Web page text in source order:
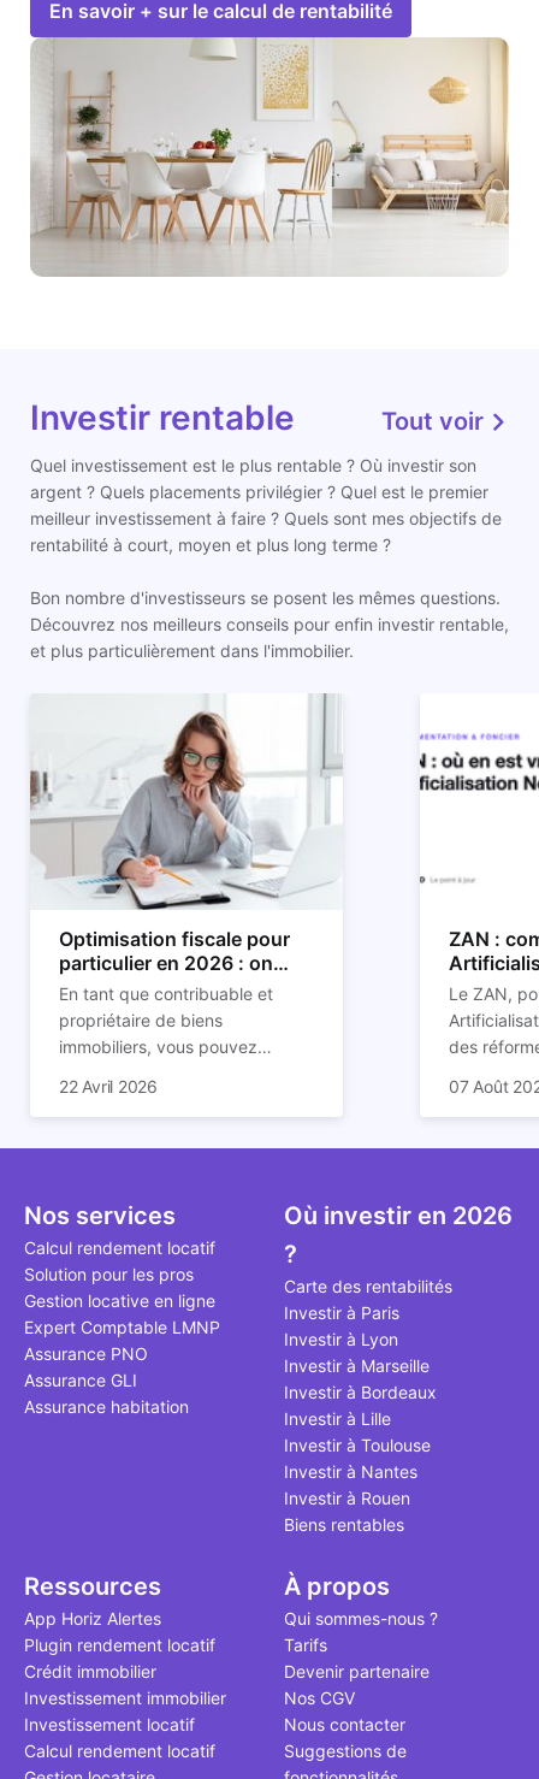
En savoir + sur le calcul de rentabilité
Investir rentable Tout voir
Quel investissement est le plus rentable ? Où investir son
argent ? Quels placements privilégier ? Quel est le premier
meilleur investissement à faire ? Quels sont mes objectifs de
rentabilité à court, moyen et plus long terme ?
Bon nombre d'investisseurs se posent les mêmes questions.
Découvrez nos meilleurs conseils pour enfin investir rentable,
et plus particulièrement dans l'immobilier.
Optimisation fiscale pour
particulier en 2026 : on
vous explique tout
En tant que contribuable et
propriétaire de biens
immobiliers, vous pouvez
imposition en optimisant votre
nombreuses méthodes légales
toutes les explications dans
notre article.
22 Avril 2026
ZAN :
son
Le ZAN,
des
des
et de la
bâtis.
plus mal
bien que
décrivent
le point à
07 Août
Nos services
Calcul rendement locatif
Solution pour les pros
Gestion locative en ligne
Expert Comptable LMNP
Assurance PNO
Assurance GLI
Assurance habitation
Où investir en 2026
?
Carte des rentabilités
Investir à Paris
Investir à Lyon
Investir à Marseille
Investir à Bordeaux
Investir à Lille
Investir à Toulouse
Investir à Nantes
Investir à Rouen
Biens rentables
Ressources
App Horiz Alertes
Plugin rendement locatif
Crédit immobilier
Investissement immobilier
Investissement locatif
Calcul rendement locatif
À propos
Qui sommes-nous ?
Tarifs
Devenir partenaire
Nos CGV
Nous contacter
Suggestions de